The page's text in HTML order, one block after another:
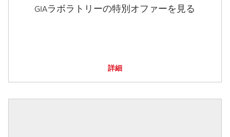
GIAラボラトリーの特別オファーを見る
詳細